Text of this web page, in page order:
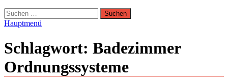
Suchen
nach:
Hauptmenü
Schlagwort: Badezimmer
Ordnungssysteme